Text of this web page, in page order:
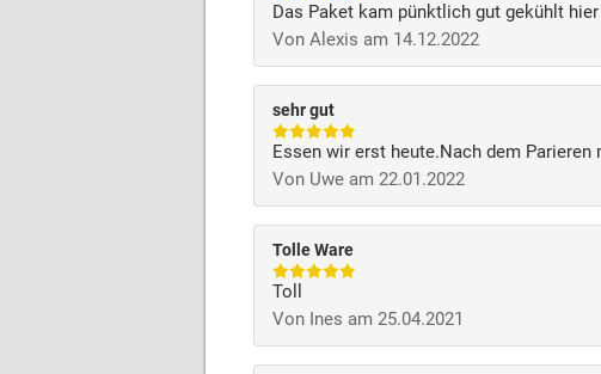
Das Paket kam pünktlich gut gekühlt
Von Alexis am 14.12.2022
sehr gut
Essen wir erst heute.Nach dem
Von Uwe am 22.01.2022
Tolle Ware
Toll
Von Ines am 25.04.2021